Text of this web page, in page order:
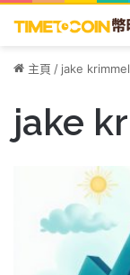
主頁 / jake krimmel
jake